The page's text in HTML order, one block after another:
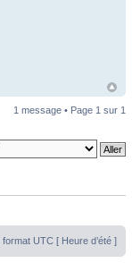
1 message • Page 1 sur 1
UTC [ Heure d’été ]